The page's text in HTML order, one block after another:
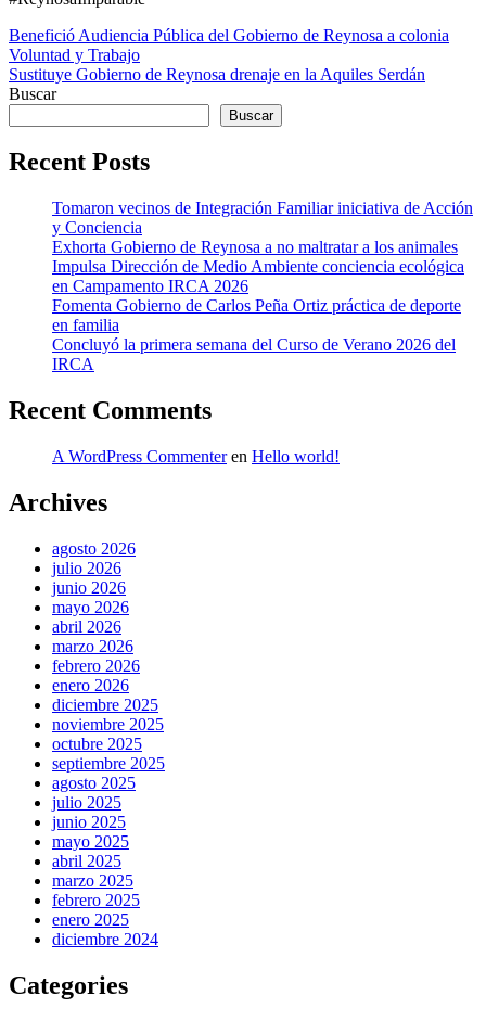
Navegación
de
entradas
Benefició Audiencia Pública del Gobierno de Reynosa a colonia
Voluntad y Trabajo
Sustituye Gobierno de Reynosa drenaje en la Aquiles Serdán
Buscar
Buscar
Recent Posts
Tomaron vecinos de Integración Familiar iniciativa de Acción
y Conciencia
Exhorta Gobierno de Reynosa a no maltratar a los animales
Impulsa Dirección de Medio Ambiente conciencia ecológica
en Campamento IRCA 2026
Fomenta Gobierno de Carlos Peña Ortiz práctica de deporte
en familia
Concluyó la primera semana del Curso de Verano 2026 del
IRCA
Recent Comments
A WordPress Commenteren Hello world!
Archives
agosto 2026
julio 2026
junio 2026
mayo 2026
abril 2026
marzo 2026
febrero 2026
enero 2026
diciembre 2025
noviembre 2025
octubre 2025
septiembre 2025
agosto 2025
julio 2025
junio 2025
mayo 2025
abril 2025
marzo 2025
febrero 2025
enero 2025
diciembre 2024
Categories